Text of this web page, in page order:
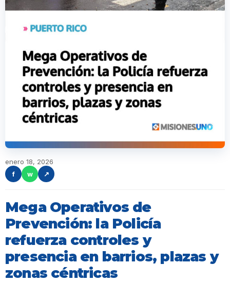
enero 18, 2026
f
w ↗
Mega Operativos de
Prevención: la Policía
refuerza controles y
presencia en barrios, plazas y
zonas céntricas